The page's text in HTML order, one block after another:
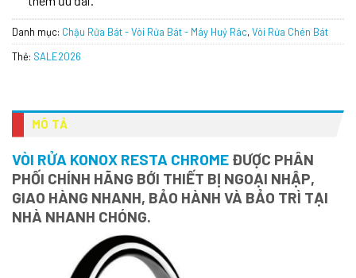
Danh mục: Chậu Rửa Bát - Vòi Rửa Bát - Máy Huỷ Rác,Vòi Rửa Chén Bát
Thẻ: SALE2026
MÔ TẢ
VÒI RỬA KONOX RESTA CHROME ĐƯỢC PHÂN
PHỐI CHÍNH HÃNG BỚI THIẾT BỊ NGOẠI NHẬP,
GIAO HÀNG NHANH, BẢO HÀNH VÀ BẢO TRÌ TẠI
NHÀ NHANH CHÓNG.